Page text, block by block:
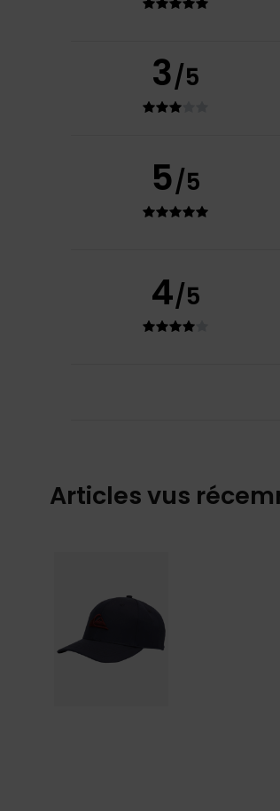
3/5
5/5
4/5
Articles vus